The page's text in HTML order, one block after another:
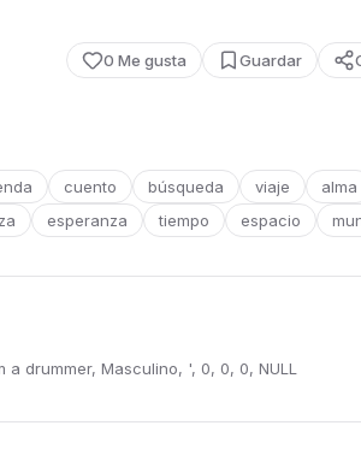
0 Me gusta Guardar
cuento búsqueda viaje alma
esperanza tiempo espacio
a drummer, Masculino, ', 0, 0, 0, NULL